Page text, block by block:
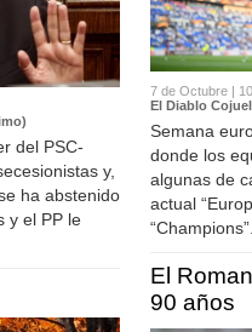
del PSC-
y,
ha abstenido
y el PP le
7 de Octubre |
El Diablo
Semana
donde los
algunas de
actual
El
90 años